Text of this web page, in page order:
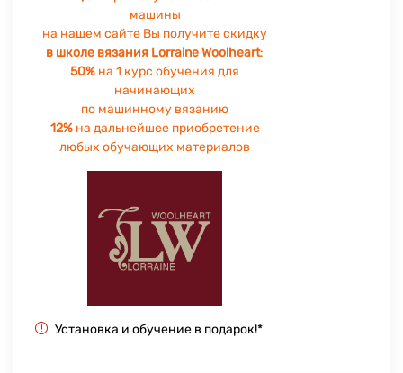
машины
на нашем сайте Вы получите скидку
в школе вязания Lorraine Woolheart:
50% на 1 курс обучения для
начинающих
по машинному вязанию
12%на дальнейшее приобретение
любых обучающих материалов
Установка и обучение в подарок!*